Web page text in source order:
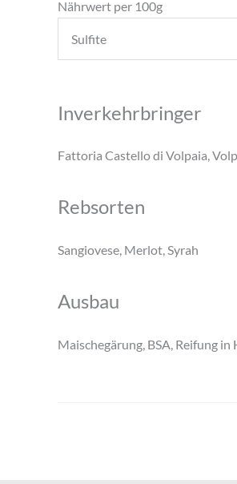
Nährwert per 100g
Sulfite
Inverkehrbringer
Fattoria Castello di Volpaia,
Rebsorten
Sangiovese, Merlot, Syrah
Ausbau
Maischegärung, BSA, Reifung in